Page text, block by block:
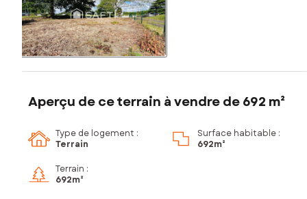
Aperçu de ce terrain à vendre de 692 m²
Type de logement :
Terrain
Surface habitable :
692m²
Terrain :
692m²